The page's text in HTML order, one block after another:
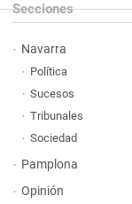
Secciones
Navarra
Política
Sucesos
Tribunales
Sociedad
Pamplona
Opinión